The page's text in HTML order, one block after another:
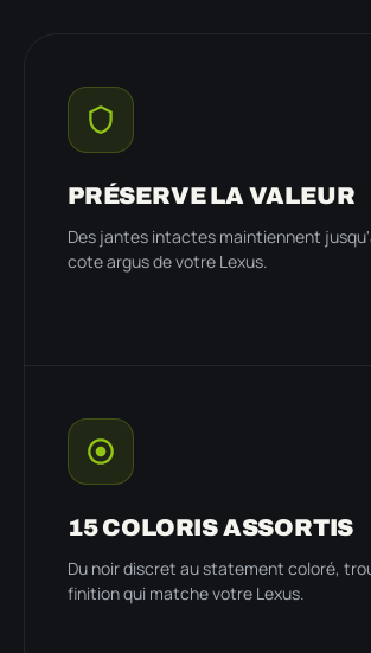
PRÉSERVE LA VALEUR
Des jantes intactes maintiennent
cote argus de votre Lexus.
15 COLORIS ASSORTIS
Du noir discret au statement coloré,
finition qui matche votre Lexus.